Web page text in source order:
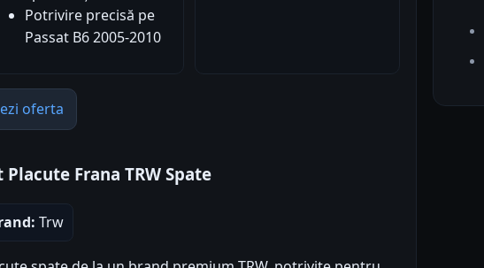
Potrivire precisă pe
Passat B6 2005-2010
oferta
Placute Frana TRW Spate
Trw